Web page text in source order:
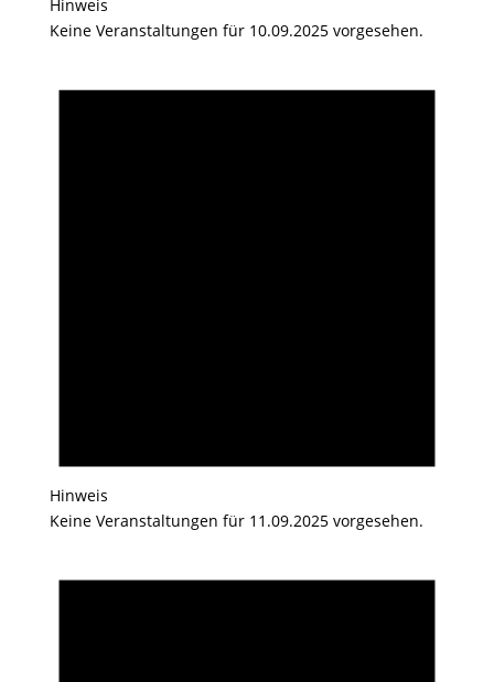
Hinweis
Keine Veranstaltungen für 10.09.2025 vorgesehen.
Hinweis
Keine Veranstaltungen für 11.09.2025 vorgesehen.